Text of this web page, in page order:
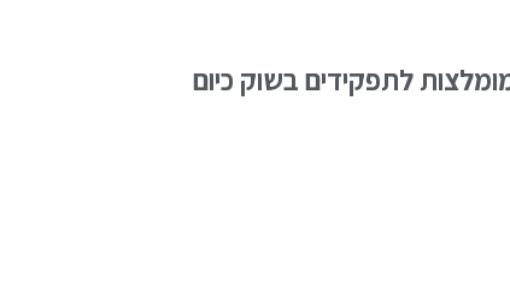
לתפקידים בשוק כיום